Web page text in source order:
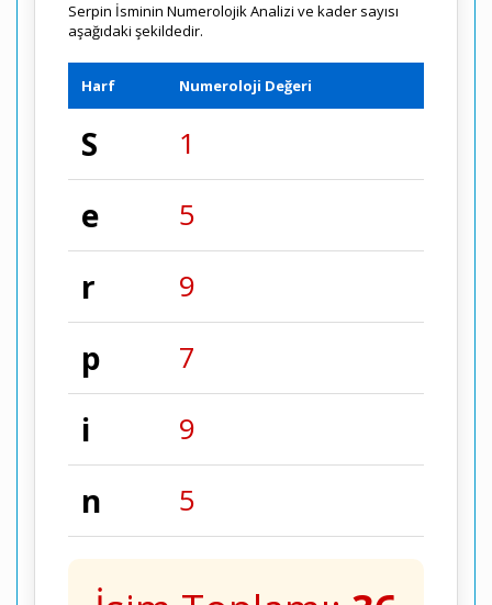
Serpin İsminin Numerolojik Analizi ve kader sayısı
aşağıdaki şekildedir.
Harf Numeroloji Değeri
S 1
e 5
r 9
p 7
i 9
n 5